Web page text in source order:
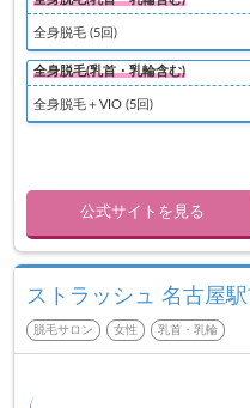
全身脱毛 (5回)
全身脱毛(乳首・乳輪含む)
全身脱毛＋VIO (5回)
公式サイトを見る
ストラッシュ 名古屋駅
脱毛サロン 女性 乳首・乳輪